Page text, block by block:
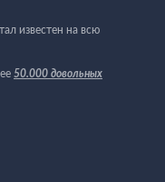
известен на всю
50.000 довольных